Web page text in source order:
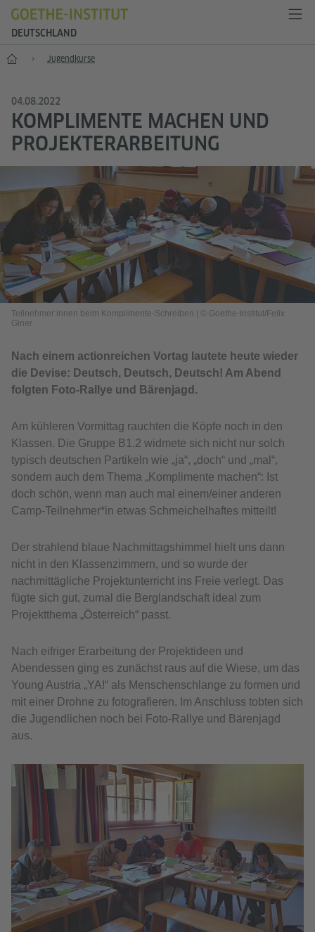
DEUTSCHLAND
-- Jugend­kurse
04.08.2022
KOMPLIMENTE MACHEN UND
PROJEKTERARBEITUNG
Teilnehmer:innen beim Komplimente-Schreiben
© Goethe-Institut/Felix
Giner
Nach einem actionreichen Vortag lautete heute wieder
die Devise: Deutsch, Deutsch, Deutsch! Am Abend
folgten Foto-Rallye und Bärenjagd.
Am kühleren Vormittag rauchten die Köpfe noch in den
Klassen. Die Gruppe B1.2 widmete sich nicht nur solch
typisch deutschen Partikeln wie „ja“, „doch“ und „mal“,
sondern auch dem Thema „Komplimente machen“: Ist
doch schön, wenn man auch mal einem/einer anderen
Camp-Teilnehmer*in etwas Schmeichelhaftes mitteilt!
Der strahlend blaue Nachmittagshimmel hielt uns dann
nicht in den Klassenzimmern, und so wurde der
nachmittägliche Projektunterricht ins Freie verlegt. Das
fügte sich gut, zumal die Berglandschaft ideal zum
Projektthema „Österreich“ passt.
Nach eifriger Erarbeitung der Projektideen und
Abendessen ging es zunächst raus auf die Wiese, um das
Young Austria „YA!“ als Menschenschlange zu formen und
mit einer Drohne zu fotografieren. Im Anschluss tobten sich
die Jugendlichen noch bei Foto-Rallye und Bärenjagd
aus.